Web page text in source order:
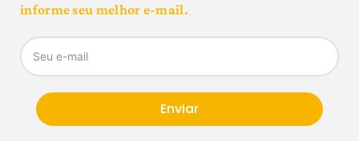
informe seu melhor e-mail.
Enviar